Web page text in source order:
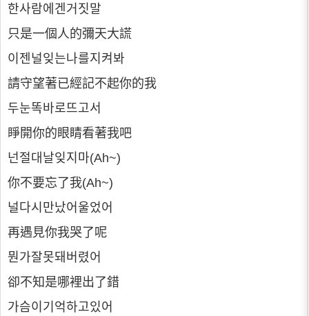
한사람에겐거짓말
只是一個人的彌天大謊
이젠널잊는나를지켜봐
請守望著已經記不起你的我
두눈똑바로뜨고서
睜開你的眼睛看著我吧
넌절대날잊지마(Ah~)
你不要忘了我(Ah~)
널다시만났어울었어
再遇見你我哭了呢
뭔가잘못돼버렸어
卻不知是哪裡出了錯
가슴이기억하고있어